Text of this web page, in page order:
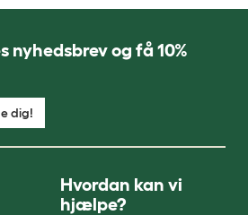
nyhedsbrev og få 10%
dig!
Hvordan kan vi
hjælpe?